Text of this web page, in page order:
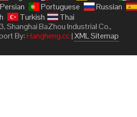
Persian Portuguese
Russian
Turkish
Thai
BaZhou Industrial Co.,
By:Hangheng.cc|XML Sitemap